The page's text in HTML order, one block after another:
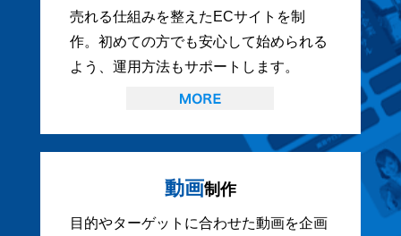
売れる仕組みを整えたECサイトを制
作。初めての方でも安心して始められる
よう、運用方法もサポートします。
動画制作
目的やターゲットに合わせた動画を企画